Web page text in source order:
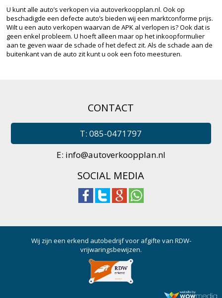
U kunt alle auto’s verkopen via autoverkoopplan.nl. Ook op
beschadigde een defecte auto’s bieden wij een marktconforme prijs.
Wilt u een auto verkopen waarvan de APK al verlopen is? Ook dat is
geen enkel probleem. U hoeft alleen maar op het inkoopformulier
aan te geven waar de schade of het defect zit. Als de schade aan de
buitenkant van de auto zit kunt u ook een foto meesturen.
CONTACT
T: 085-0471797
E: info@autoverkoopplan.nl
SOCIAL MEDIA
Wij zijn een erkend autobedrijf voor afgifte van RDW-
vrijwaringsbewijzen.